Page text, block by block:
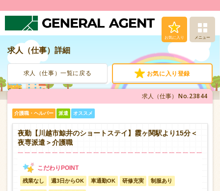
お気に入り メニュー
人材派遣サービス
転職支援サービス
登録から就業まで
お問い合わせ
求人（仕事）詳細
求人（仕事）一覧に戻る お気に入り登録
求人（仕事） No.23844
介護職・ヘルパー 派遣 オススメ
夜勤【川越市鯨井のショートステイ】霞ヶ関駅より15分＜
夜専派遣＞介護職
残業なし 週3日からOK 車通勤OK 研修充実 制服あり